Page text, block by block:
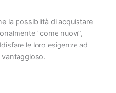
la possibilità di acquistare
“come nuovi”,
le loro esigenze ad
vantaggioso.